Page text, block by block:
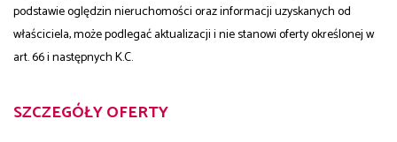
podstawie oględzin nieruchomości oraz informacji uzyskanych od
właściciela, może podlegać aktualizacji i nie stanowi oferty określonej w
art. 66 i następnych K.C.
SZCZEGÓŁY OFERTY